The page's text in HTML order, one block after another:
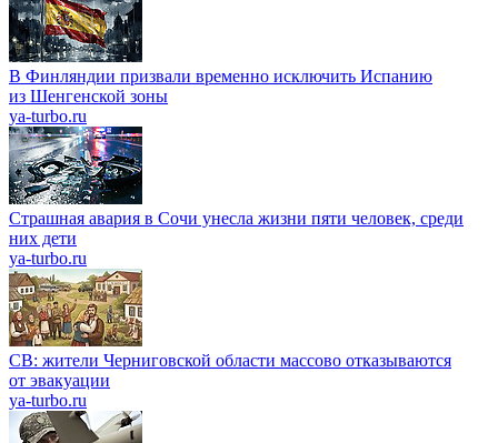
В Финляндии призвали временно исключить Испанию
из Шенгенской зоны
ya-turbo.ru
Страшная авария в Сочи унесла жизни пяти человек, среди
них дети
ya-turbo.ru
СВ: жители Черниговской области массово отказываются
от эвакуации
ya-turbo.ru